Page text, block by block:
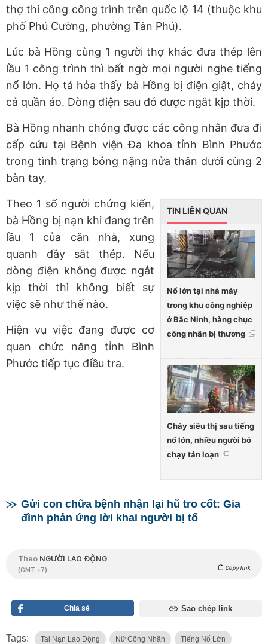
thợ thi công công trình trên quốc lộ 14 (thuộc khu
phố Phú Cường, phường Tân Phú).
Lúc bà Hồng cùng 1 người thợ khác đưa thép lên
lầu 1 công trình thì bất ngờ mọi người nghe tiếng
nổ lớn. Họ tá hỏa thấy bà Hồng bị điện giật, cháy
cả quần áo. Dòng điện sau đó được ngắt kịp thời.
Bà Hồng nhanh chóng được các công nhân đưa đi
cấp cứu tại Bệnh viện Đa khoa tỉnh Bình Phước
trong tình trạng bỏng nặng nửa thân dưới cùng 2
bàn tay.
TIN LIÊN QUAN
Nổ lớn tại nhà máy
trong khu công nghiệp
ở Bắc Ninh, hàng chục
công nhân bị thương
Cháy siêu thị sau tiếng
nổ lớn, nhiều người bỏ
chạy tán loạn
Theo 1 số người chứng kiến,
bà Hồng bị nạn khi đang trên
lầu 1 của căn nhà, xung
quanh đầy sắt thép. Nếu
dòng điện không được ngắt
kịp thời thì không biết sự
việc sẽ như thế nào.
Hiện vụ việc đang được cơ
quan chức năng tỉnh Bình
Phước tiếp tục điều tra.
Gửi con chữa bệnh nhận lại hũ tro cốt: Gia
đình phản ứng lời khai người bị tố
Theo NGƯỜI LAO ĐỘNG
(GMT +7) Copy link
Chia sẻ Sao chép link
Tags: Tai Nạn Lao Động Nữ Công Nhân Tiếng Nổ Lớn